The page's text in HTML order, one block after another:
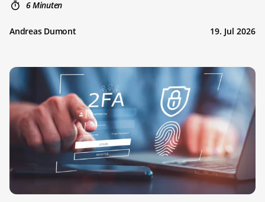
6 Minuten
Andreas Dumont 19. Jul 2026